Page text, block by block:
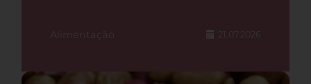
Alimentação 21.07.2026